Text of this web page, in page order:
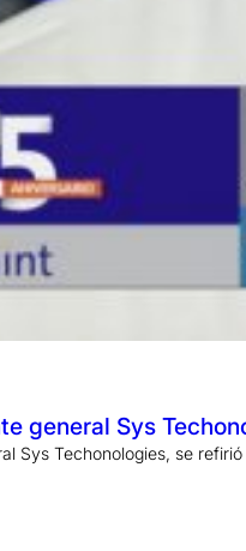
general Sys
Sys Techonologies, se